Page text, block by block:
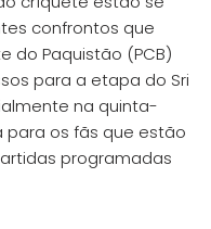
confrontos que
do Paquistão (PCB)
para a etapa do Sri
na quinta-
para os fãs que estão
programadas